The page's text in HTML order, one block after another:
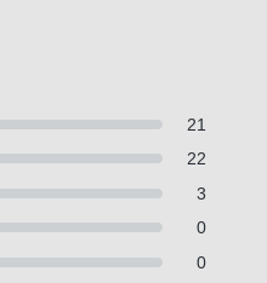
21
22
3
0
0